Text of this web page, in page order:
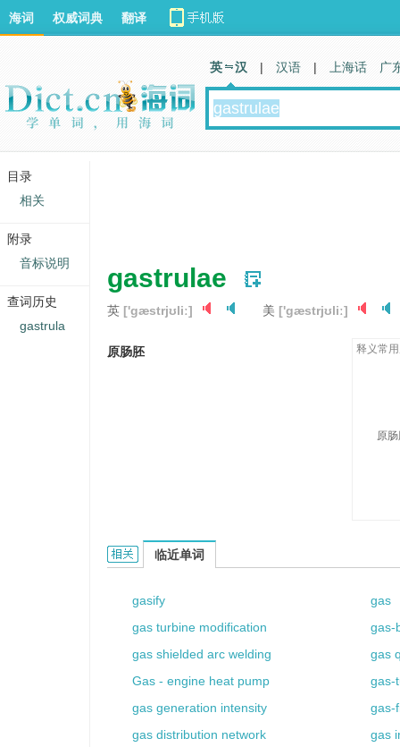
gastrulae
英 ['ɡæstrjʊliː] 美 ['ɡæstrjʊliː]
原肠胚 释义常
原
gastrulae的相关资料：
临近单词
gasify
gas
gas turbine modification
gas-
gas shielded arc welding
gas
Gas - engine heat pump
gas-
gas generation intensity
gas-
gas distribution network
gas
海词 权威词典 翻译
英 汉 | 汉语 | 上海话 广
目录
相关
附录
音标说明
查词历史
gastrula